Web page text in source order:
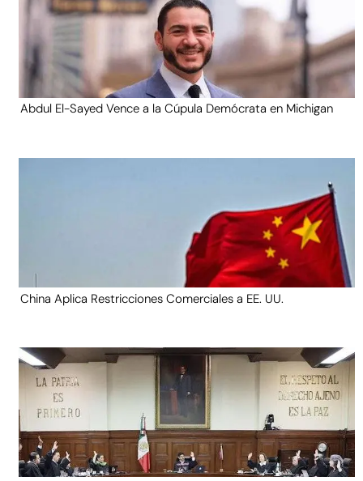
Abdul El-Sayed Vence a la Cúpula Demócrata en Michigan
China Aplica Restricciones Comerciales a EE. UU.